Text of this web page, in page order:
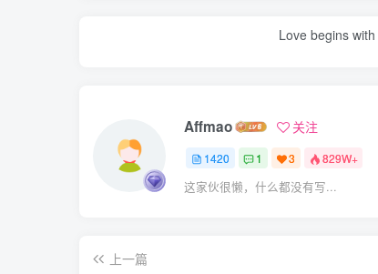
Love begins
Affmao 关注
1420 1 3 829W+
这家伙很懒，什么都没有写...
上一篇